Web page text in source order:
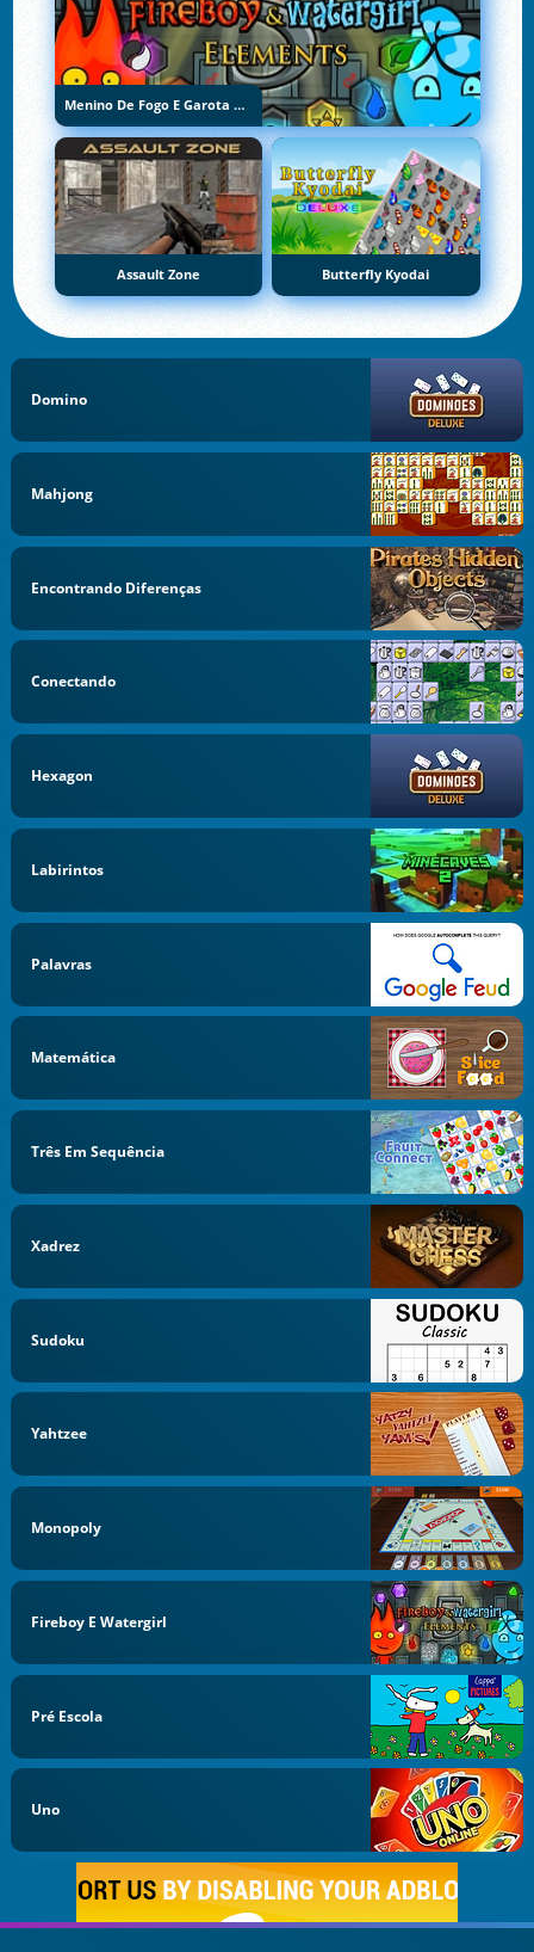
Menino De Fogo E Garota De Água 5: Elementos
Assault Zone Butterfly Kyodai
Domino
Mahjong
Encontrando Diferenças
Conectando
Hexagon
Labirintos
Palavras
Matemática
Três Em Sequência
Xadrez
Sudoku
Yahtzee
Monopoly
Fireboy E Watergirl
Pré Escola
Uno